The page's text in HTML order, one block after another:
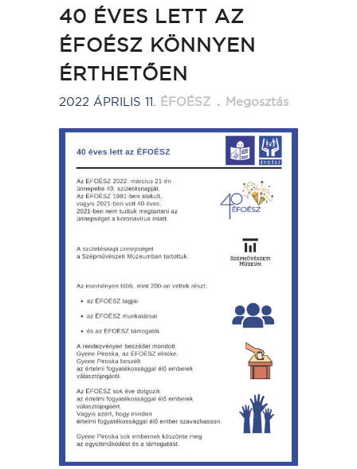
40 ÉVES LETT AZ
ÉFOÉSZ KÖNNYEN
ÉRTHETŐEN
2022 ÁPRILIS 11. ÉFOÉSZ Megosztás